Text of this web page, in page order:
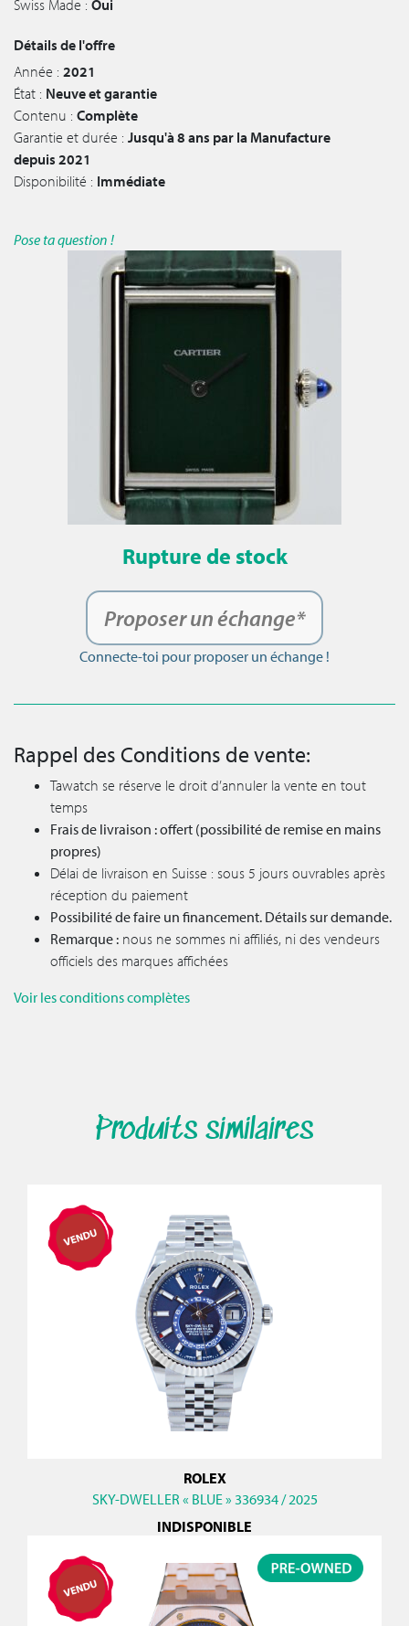
Swiss Made : Oui
Détails de l'offre
Année : 2021
État : Neuve et garantie
Contenu : Complète
Garantie et durée : Jusqu'à 8 ans par la Manufacture
depuis 2021
Disponibilité : Immédiate
Pose ta question !
Rupture de stock
Proposer un échange*
Connecte-toi pour proposer un échange !
Rappel des Conditions de vente:
Tawatch se réserve le droit d’annuler la vente en tout
temps
Frais de livraison : offert (possibilité de remise en mains
propres)
Délai de livraison en Suisse : sous 5 jours ouvrables après
réception du paiement
Possibilité de faire un financement. Détails sur demande.
Remarque : nous ne sommes ni affiliés, ni des vendeurs
officiels des marques affichées
Voir les conditions complètes
Produits similaires
ROLEX
SKY-DWELLER « BLUE » 336934 / 2025
INDISPONIBLE